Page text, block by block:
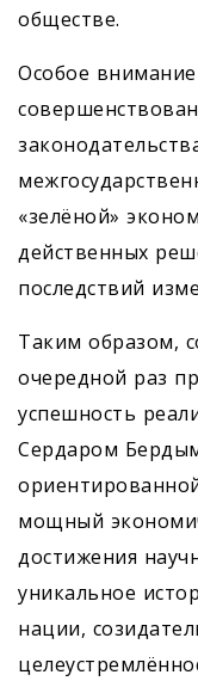
обществе.
Особое
«зелёной»
действенных
последствий
Таким образом,
очередной раз
успешность
Сердаром
мощный
достижения
уникальное
нации,